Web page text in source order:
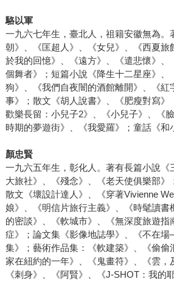
駱以軍
一九六七年生，臺北人，祖籍安徽無為。
朝》、《匡超人》、《女兒》、《西夏旅
於我的回憶》、《遠方》、《遣悲懷》、
個舞者》；短篇小說《降生十二星座》、
狗》、《我們自夜闇的酒館離開》、《紅
事》；散文《胡人說書》、《肥瘦對寫》
歡樂長留：小兒子2》、《小兒子》、《
時期的夢遊街》、《我愛羅》；童話《和
顏忠賢
一九六五年生，彰化人。著有長篇小說《
大旅社》、《殘念》、《老天使俱樂部》
散文《壞設計達人》、《穿著Vivienne
娘》、《明信片旅行主義》、《時髦讀書
的密談》、《軟城市》、《無深度旅遊指
症》；論文集《影像地誌學》、《不在
集》；藝術作品集：《軟建築》、《偷偷
家在紐約的一年》、《鬼畫符》、《雲，
《刺身》、《阿賢》、《J-SHOT：我的